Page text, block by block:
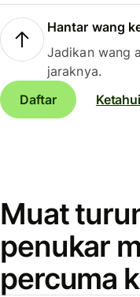
Hantar wang
Jadikan wang
jaraknya.
Daftar
Muat
penukar
percuma